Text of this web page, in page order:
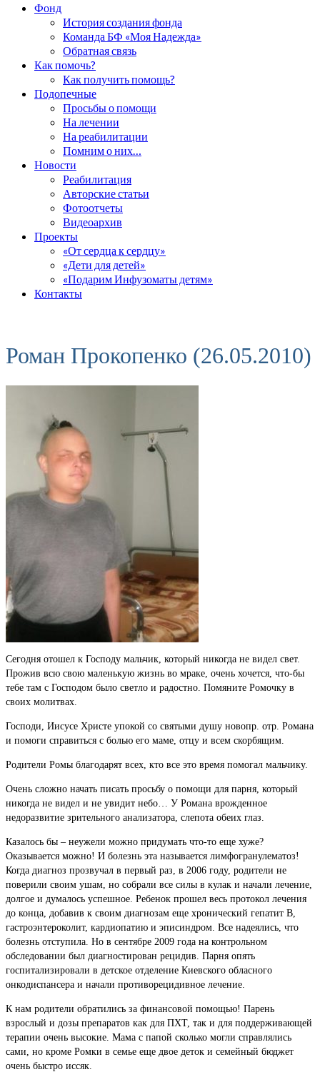
Фонд
История создания фонда
Команда БФ «Моя Надежда»
Обратная связь
Как помочь?
Как получить помощь?
Подопечные
Просьбы о помощи
На лечении
На реабилитации
Помним о них…
Новости
Реабилитация
Авторские статьи
Фотоотчеты
Видеоархив
Проекты
«От сердца к сердцу»
«Дети для детей»
«Подарим Инфузоматы детям»
Контакты
Роман Прокопенко (26.05.2010)
Сегодня отошел к Господу мальчик, который никогда не видел свет.
Прожив всю свою маленькую жизнь во мраке, очень хочется, что-бы
тебе там с Господом было светло и радостно. Помяните Ромочку в
своих молитвах.
Господи, Иисусе Христе упокой со святыми душу новопр. отр. Романа
и помоги справиться с болью его маме, отцу и всем скорбящим.
Родители Ромы благодарят всех, кто все это время помогал мальчику.
Очень сложно начать писать просьбу о помощи для парня, который
никогда не видел и не увидит небо… У Романа врожденное
недоразвитие зрительного анализатора, слепота обеих глаз.
Казалось бы – неужели можно придумать что-то еще хуже?
Оказывается можно! И болезнь эта называется лимфогранулематоз!
Когда диагноз прозвучал в первый раз, в 2006 году, родители не
поверили своим ушам, но собрали все силы в кулак и начали лечение,
долгое и думалось успешное. Ребенок прошел весь протокол лечения
до конца, добавив к своим диагнозам еще хронический гепатит В,
гастроэнтероколит, кардиопатию и эписиндром. Все надеялись, что
болезнь отступила. Но в сентябре 2009 года на контрольном
обследовании был диагностирован рецидив. Парня опять
госпитализировали в детское отделение Киевского обласного
онкодиспансера и начали противорецидивное лечение.
К нам родители обратились за финансовой помощью! Парень
взрослый и дозы препаратов как для ПХТ, так и для поддерживающей
терапии очень высокие. Мама с папой сколько могли справлялись
сами, но кроме Ромки в семье еще двое деток и семейный бюджет
очень быстро иссяк.